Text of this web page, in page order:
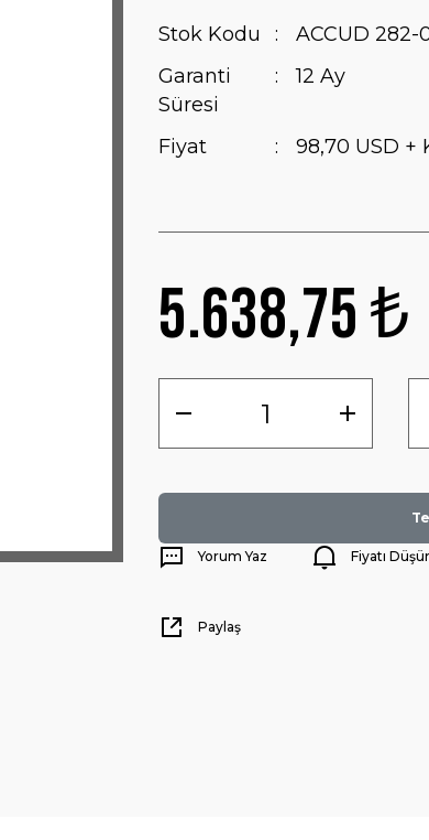
Stok Kodu
ACCUD 282-
Garanti
Süresi
12 Ay
Fiyat 98,70 USD +
5.638,75 ₺
Yorum Yaz Fiyatı
Paylaş